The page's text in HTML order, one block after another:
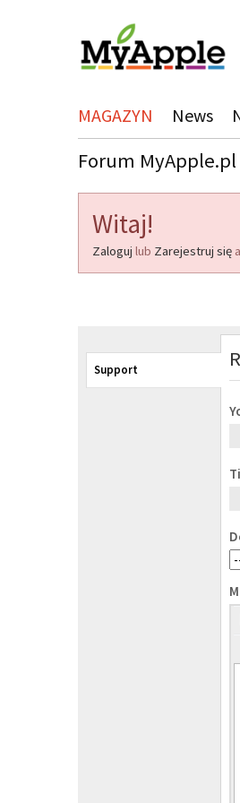
MAGAZYN News
Forum MyApple.pl
Witaj!
Zaloguj lub Zarejestruj się
Support